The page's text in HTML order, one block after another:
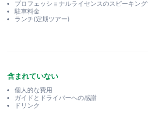
プロフェッショナルライセンスのスピーキン
駐車料金
ランチ(定期ツアー)
含まれていない
個人的な費用
ガイドとドライバーへの感謝
ドリンク